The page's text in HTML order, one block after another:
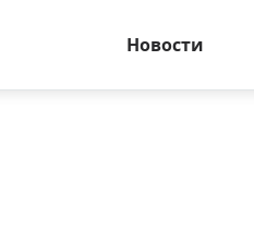
Новости